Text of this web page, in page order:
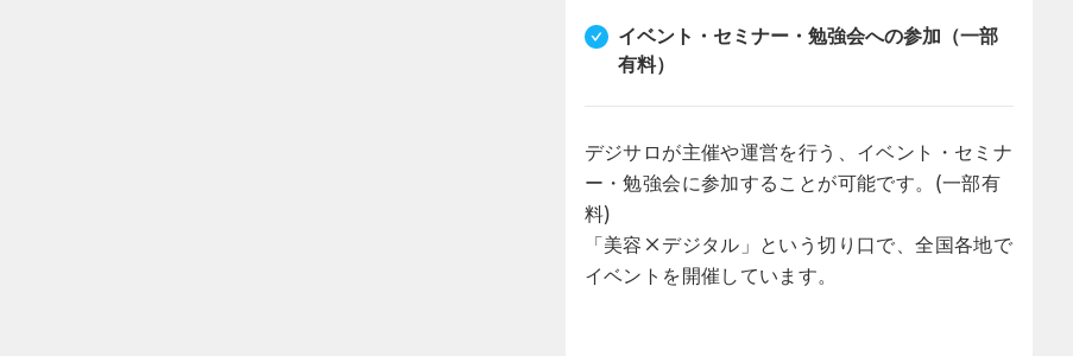
イベント・セミナー・勉強会への参加（一部
有料）
デジサロが主催や運営を行う、イベント・セミナ
ー・勉強会に参加することが可能です。(一部有
料)
「美容×デジタル」という切り口で、全国各地で
イベントを開催しています。